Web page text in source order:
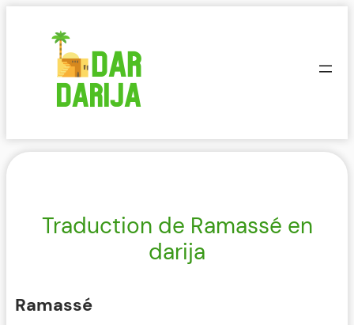
Traduction de Ramassé en
darija
Ramassé